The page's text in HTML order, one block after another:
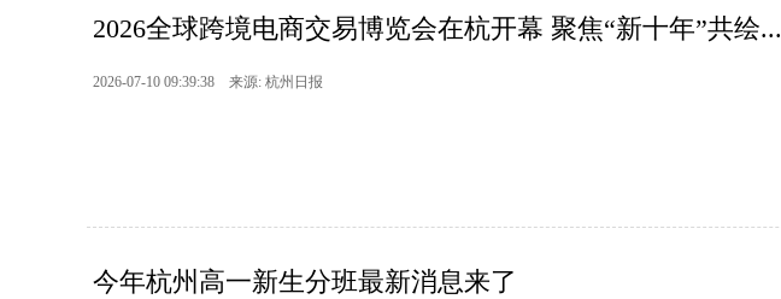
2026全球跨境电商交易博览会在杭开幕 聚焦“新十年”共绘...
2026-07-10 09:39:38 来源: 杭州日报
今年杭州高一新生分班最新消息来了